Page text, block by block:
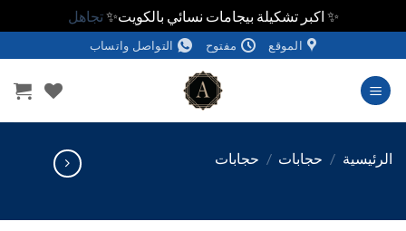
✨ اكبر تشكيلة بيجامات نسائي بالكويت✨تجاهل
الموقع مفتوح التواصل واتساب
/ حجابات / حجابات